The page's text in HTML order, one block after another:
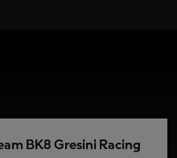
BK8 Gresini Racing